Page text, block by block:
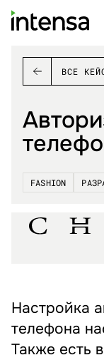
ВСЕ
FASHION
Настройка
телефона
Также есть